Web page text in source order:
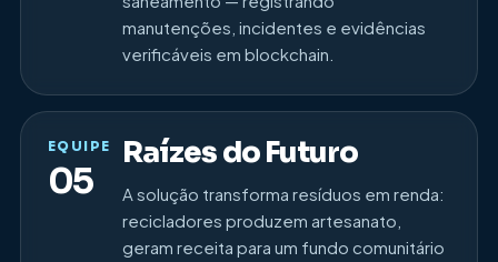
manutenções, incidentes e evidências
verificáveis em blockchain.
EQUIPE
05
Raízes do Futuro
A solução transforma resíduos em renda:
recicladores produzem artesanato,
geram receita para um fundo comunitário